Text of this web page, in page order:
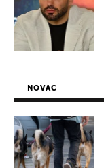
NOVAC